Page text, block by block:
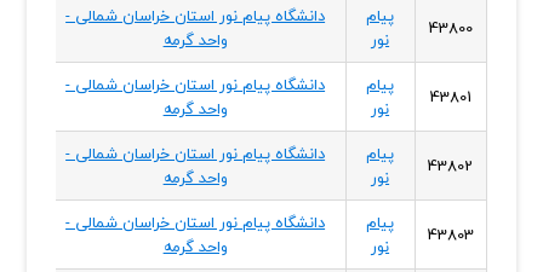
43800
پیام
نور
دانشگاه پیام نور استان خراسان شمالی -
واحد گرمه
43801
پیام
نور
دانشگاه پیام نور استان خراسان شمالی -
واحد گرمه
43802
پیام
نور
دانشگاه پیام نور استان خراسان شمالی -
واحد گرمه
43803
پیام
نور
دانشگاه پیام نور استان خراسان شمالی -
واحد گرمه